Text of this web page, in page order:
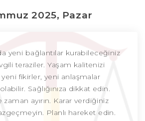
2025, Pazar
yeni bağlantılar kurabileceğiniz
teraziler. Yaşam kalitenizi
yeni fikirler, yeni anlaşmalar
Sağlığınıza dikkat edin.
ayırın. Karar verdiğiniz
Planlı hareket edin.